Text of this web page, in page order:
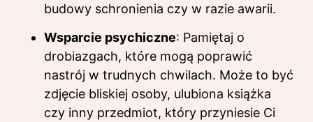
budowy schronienia czy w razie awarii.
Wsparcie psychiczne: Pamiętaj o
drobiazgach, które mogą poprawić
nastrój w trudnych chwilach. Może to być
zdjęcie bliskiej osoby, ulubiona książka
czy inny przedmiot, który przyniesie Ci